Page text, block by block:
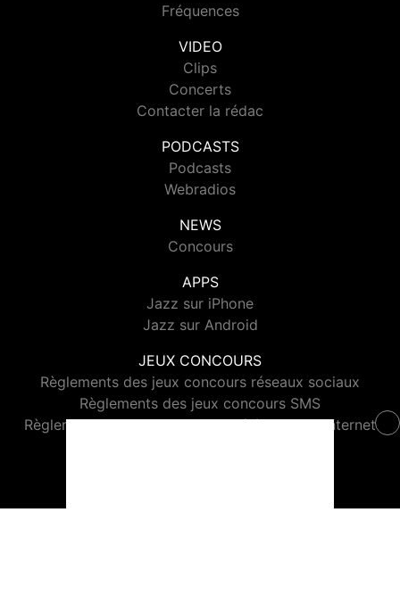
Fréquences
VIDEO
Clips
Concerts
Contacter la rédac
PODCASTS
Podcasts
Webradios
NEWS
Concours
APPS
Jazz sur iPhone
Jazz sur Android
JEUX CONCOURS
Règlements des jeux concours réseaux sociaux
Règlements des jeux concours SMS
Règlements des jeux concours téléphone et internet